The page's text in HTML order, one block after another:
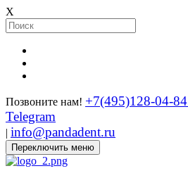
X
Позвоните нам! +7(495)128-04-84
Telegram
| info@pandadent.ru
Переключить меню